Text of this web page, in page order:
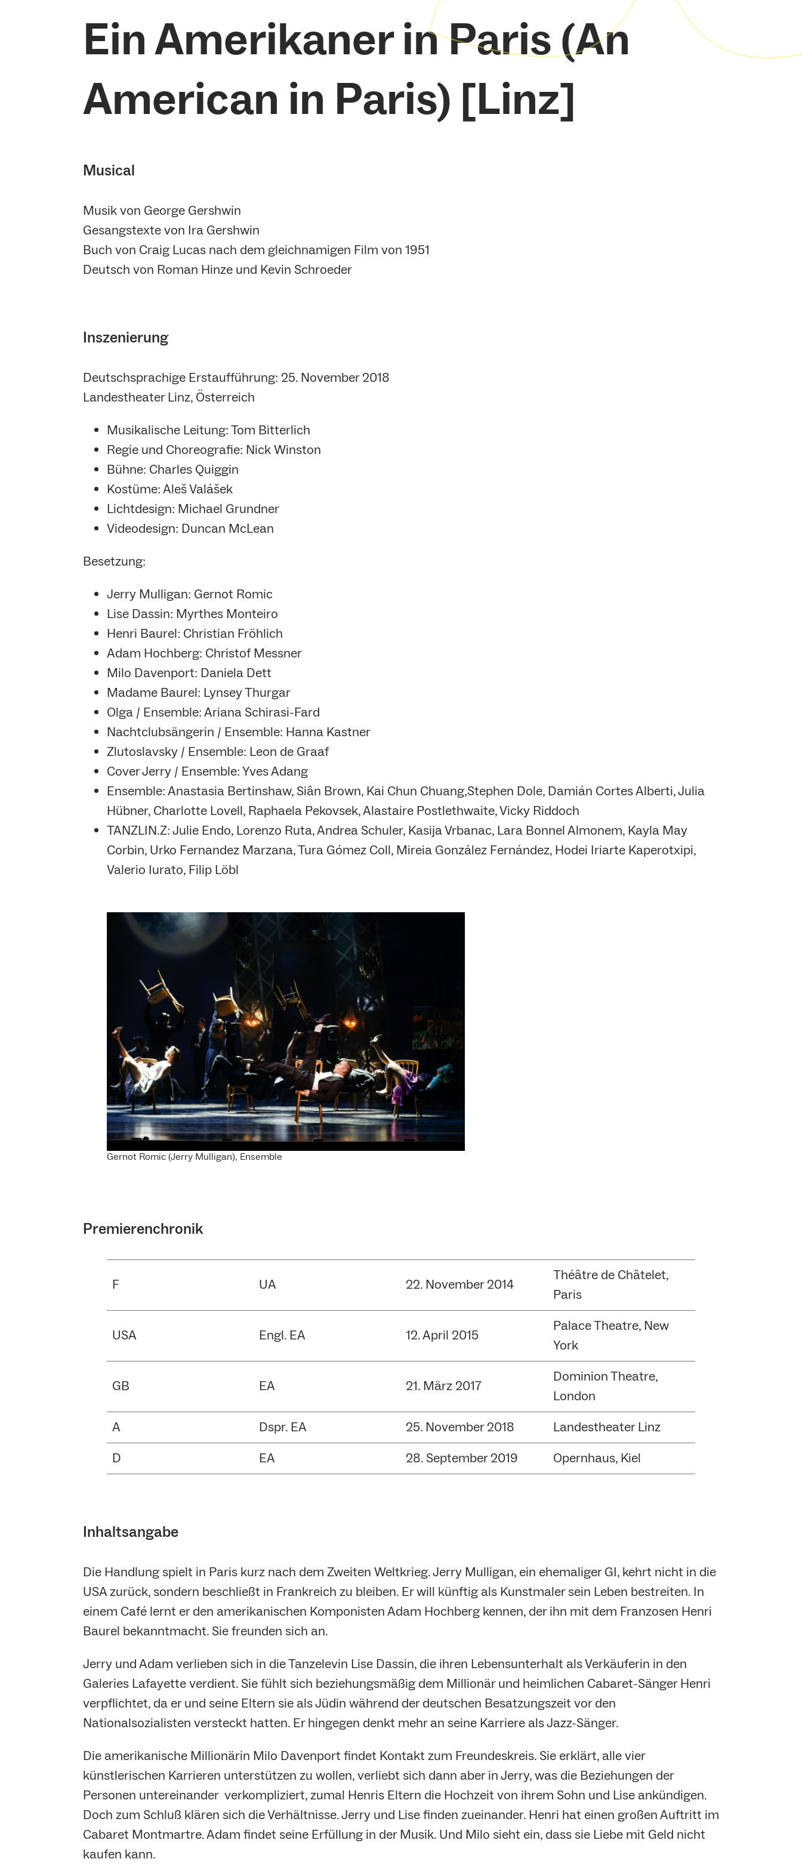
Ein Amerikaner in Paris (An
American in Paris) [Linz]
Musical
Musik von George Gershwin
Gesangstexte von Ira Gershwin
Buch von Craig Lucas nach dem gleichnamigen Film von 1951
Deutsch von Roman Hinze und Kevin Schroeder
Inszenierung
Deutschsprachige Erstaufführung: 25. November 2018
Landestheater Linz, Österreich
Musikalische Leitung: Tom Bitterlich
Regie und Choreografie: Nick Winston
Bühne: Charles Quiggin
Kostüme: Aleš Valášek
Lichtdesign: Michael Grundner
Videodesign: Duncan McLean
Besetzung:
Jerry Mulligan: Gernot Romic
Lise Dassin: Myrthes Monteiro
Henri Baurel: Christian Fröhlich
Adam Hochberg: Christof Messner
Milo Davenport: Daniela Dett
Madame Baurel: Lynsey Thurgar
Olga / Ensemble: Ariana Schirasi-Fard
Nachtclubsängerin / Ensemble: Hanna Kastner
Zlutoslavsky / Ensemble: Leon de Graaf
Cover Jerry / Ensemble: Yves Adang
Ensemble: Anastasia Bertinshaw, Siân Brown, Kai Chun Chuang,Stephen Dole, Damián Cortes Alberti, Julia
Hübner, Charlotte Lovell, Raphaela Pekovsek, Alastaire Postlethwaite, Vicky Riddoch
TANZLIN.Z: Julie Endo, Lorenzo Ruta, Andrea Schuler, Kasija Vrbanac, Lara Bonnel Almonem, Kayla May
Corbin, Urko Fernandez Marzana, Tura Gómez Coll, Mireia González Fernández, Hodei Iriarte Kaperotxipi,
Valerio Iurato, Filip Löbl
Gernot Romic (Jerry Mulligan), Ensemble
Premierenchronik
F UA 22. November 2014
Théâtre de Châtelet,
Paris
USA Engl. EA 12. April 2015
Palace Theatre, New
York
GB EA 21. März 2017
Dominion Theatre,
London
A
Dspr. EA 25. November 2018
Landestheater Linz
D
EA 28. September 2019 Opernhaus, Kiel
Inhaltsangabe
Die Handlung spielt in Paris kurz nach dem Zweiten Weltkrieg. Jerry Mulligan, ein ehemaliger GI, kehrt nicht in die
USA zurück, sondern beschließt in Frankreich zu bleiben. Er will künftig als Kunstmaler sein Leben bestreiten. In
einem Café lernt er den amerikanischen Komponisten Adam Hochberg kennen, der ihn mit dem Franzosen Henri
Baurel bekanntmacht. Sie freunden sich an.
Jerry und Adam verlieben sich in die Tanzelevin Lise Dassin, die ihren Lebensunterhalt als Verkäuferin in den
Galeries Lafayette verdient. Sie fühlt sich beziehungsmäßig dem Millionär und heimlichen Cabaret-Sänger Henri
verpflichtet, da er und seine Eltern sie als Jüdin während der deutschen Besatzungszeit vor den
Nationalsozialisten versteckt hatten. Er hingegen denkt mehr an seine Karriere als Jazz-Sänger.
Die amerikanische Millionärin Milo Davenport findet Kontakt zum Freundeskreis. Sie erklärt, alle vier
künstlerischen Karrieren unterstützen zu wollen, verliebt sich dann aber in Jerry, was die Beziehungen der
Personen untereinander verkompliziert, zumal Henris Eltern die Hochzeit von ihrem Sohn und Lise ankündigen.
Doch zum Schluß klären sich die Verhältnisse. Jerry und Lise finden zueinander. Henri hat einen großen Auftritt im
Cabaret Montmartre. Adam findet seine Erfüllung in der Musik. Und Milo sieht ein, dass sie Liebe mit Geld nicht
kaufen kann.